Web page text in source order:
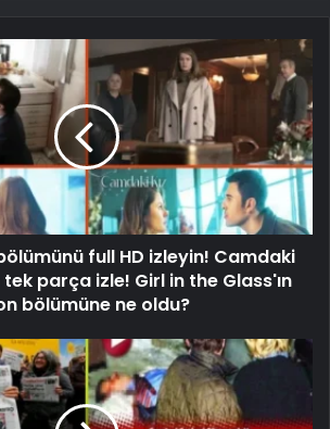
full HD izleyin! Camdaki
tek parça izle! Girl in the Glass'ın
bölümüne ne oldu?